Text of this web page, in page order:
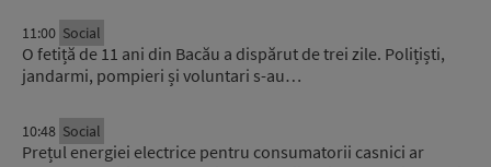
11:00 Social
O fetiță de 11 ani din Bacău a dispărut de trei zile. Polițiști,
jandarmi, pompieri și voluntari s-au…
10:48 Social
Prețul energiei electrice pentru consumatorii casnici ar